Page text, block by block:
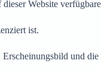
Website
ist.
und